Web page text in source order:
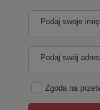
Podaj swoje imię
Podaj swój
Zgoda na